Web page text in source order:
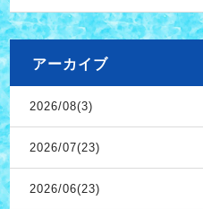
アーカイブ
2026/08(3)
2026/07(23)
2026/06(23)